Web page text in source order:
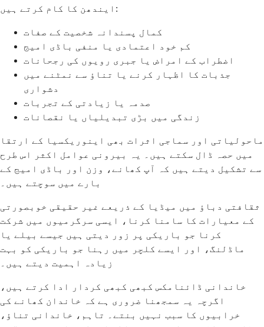
ایندھن کا کام کرتے ہیں:
کمال پسندانہ شخصیت کے صفات
کم خود اعتمادی یا منفی باڈی امیج
اضطراب کے امراض یا جبری رویوں کی رجحانات
جذبات کا اظہار کرنے یا تناؤ سے نمٹنے میں
دشواری
صدمہ یا زیادتی کے تجربات
زندگی میں بڑی تبدیلیاں یا نقصانات
ماحولیاتی اور سماجی اثرات بھی اینوریکسیا کے ارتقا
میں حصہ ڈال سکتے ہیں۔ یہ بیرونی عوامل اکثر اس طرح
سے تشکیل دیتے ہیں کہ آپ کھانے، وزن اور باڈی امیج کے
بارے میں سوچتے ہیں۔
ثقافتی دباؤ میں میڈیا کے ذریعے غیر حقیقی خوبصورتی
کے معیارات کا سامنا کرنا، ایسی سرگرمیوں میں شرکت
کرنا جو باریکی پر زور دیتی ہیں جیسے بیلے یا
ماڈلنگ، اور ایسے کلچر میں رہنا جو باریکی کو بہت
زیادہ اہمیت دیتے ہیں۔
خاندانی ڈائنامکس کبھی کبھی کردار ادا کرتے ہیں،
اگرچہ یہ سمجھنا ضروری ہے کہ خاندان کھانے کی
خرابیوں کا سبب نہیں بنتے۔ تاہم، خاندانی تناؤ،